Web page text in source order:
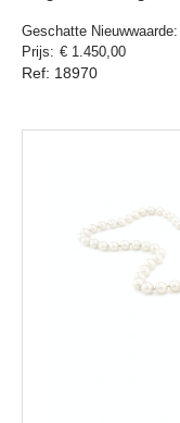
Geschatte Nieuwwaarde
Prijs
€ 1.450,00
Ref: 18970